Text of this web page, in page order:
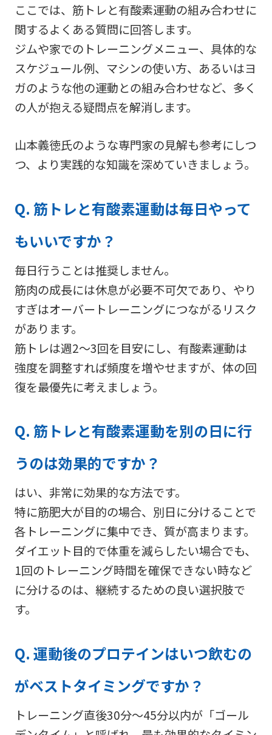
ここでは、筋トレと有酸素運動の組み合わせに
関するよくある質問に回答します。
ジムや家でのトレーニングメニュー、具体的な
スケジュール例、マシンの使い方、あるいはヨ
ガのような他の運動との組み合わせなど、多く
の人が抱える疑問点を解消します。
山本義徳氏のような専門家の見解も参考にしつ
つ、より実践的な知識を深めていきましょう。
Q. 筋トレと有酸素運動は毎日やって
もいいですか？
毎日行うことは推奨しません。
筋肉の成長には休息が必要不可欠であり、やり
すぎはオーバートレーニングにつながるリスク
があります。
筋トレは週2〜3回を目安にし、有酸素運動は
強度を調整すれば頻度を増やせますが、体の回
復を最優先に考えましょう。
Q. 筋トレと有酸素運動を別の日に行
うのは効果的ですか？
はい、非常に効果的な方法です。
特に筋肥大が目的の場合、別日に分けることで
各トレーニングに集中でき、質が高まります。
ダイエット目的で体重を減らしたい場合でも、
1回のトレーニング時間を確保できない時など
に分けるのは、継続するための良い選択肢で
す。
Q. 運動後のプロテインはいつ飲むの
がベストタイミングですか？
トレーニング直後30分～45分以内が「ゴール